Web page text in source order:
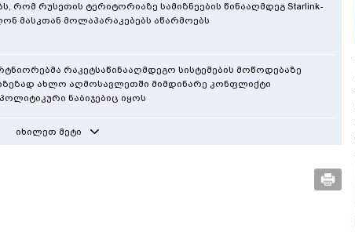
რომ რუსეთის ტერიტორიაზე სამიზნეების წინააღმდეგ Starlink-
მასკთან მოლაპარაკებებს აწარმოებს
რაკეტსაწინააღმდეგო სისტემების მოწოდებაზე
ახლო აღმოსავლეთში მიმდინარე კონფლიქტი
ნაბიჯებიც იყოს
იხილეთ მეტი